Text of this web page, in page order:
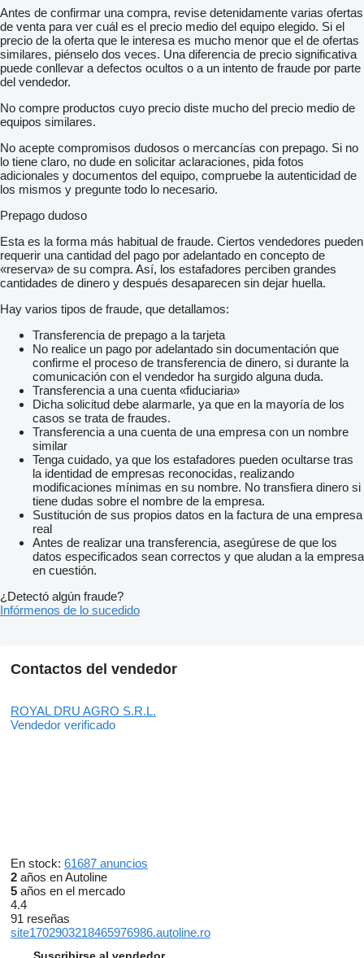
Antes de confirmar una compra, revise detenidamente varias ofertas
de venta para ver cuál es el precio medio del equipo elegido. Si el
precio de la oferta que le interesa es mucho menor que el de ofertas
similares, piénselo dos veces. Una diferencia de precio significativa
puede conllevar a defectos ocultos o a un intento de fraude por parte
del vendedor.
No compre productos cuyo precio diste mucho del precio medio de
equipos similares.
No acepte compromisos dudosos o mercancías con prepago. Si no
lo tiene claro, no dude en solicitar aclaraciones, pida fotos
adicionales y documentos del equipo, compruebe la autenticidad de
los mismos y pregunte todo lo necesario.
Prepago dudoso
Esta es la forma más habitual de fraude. Ciertos vendedores pueden
requerir una cantidad del pago por adelantado en concepto de
«reserva» de su compra. Así, los estafadores perciben grandes
cantidades de dinero y después desaparecen sin dejar huella.
Hay varios tipos de fraude, que detallamos:
Transferencia de prepago a la tarjeta
No realice un pago por adelantado sin documentación que
confirme el proceso de transferencia de dinero, si durante la
comunicación con el vendedor ha surgido alguna duda.
Transferencia a una cuenta «fiduciaria»
Dicha solicitud debe alarmarle, ya que en la mayoría de los
casos se trata de fraudes.
Transferencia a una cuenta de una empresa con un nombre
similar
Tenga cuidado, ya que los estafadores pueden ocultarse tras
la identidad de empresas reconocidas, realizando
modificaciones mínimas en su nombre. No transfiera dinero si
tiene dudas sobre el nombre de la empresa.
Sustitución de sus propios datos en la factura de una empresa
real
Antes de realizar una transferencia, asegúrese de que los
datos especificados sean correctos y que aludan a la empresa
en cuestión.
¿Detectó algún fraude?
Infórmenos de lo sucedido
Contactos del vendedor
ROYAL DRU AGRO S.R.L.
Vendedor verificado
En stock: 61687 anuncios
2 años en Autoline
5 años en el mercado
4.4
91 reseñas
site1702903218465976986.autoline.ro